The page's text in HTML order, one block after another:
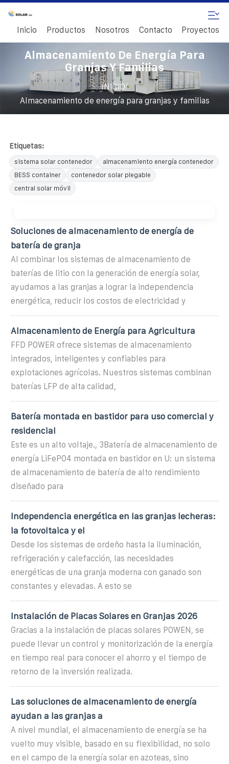
Inicio Productos Nosotros Contacto Proyectos
Almacenamiento De Energía Para
Granjas Y Familias
INICIO/
Almacenamiento de energía para granjas y familias
Etiquetas:
sistema solar contenedor
almacenamiento energía contenedor
BESS container
contenedor solar plegable
central solar móvil
Soluciones de almacenamiento de energía de
batería de granja
Al combinar los sistemas de almacenamiento de
baterías de litio con la generación de energía solar,
ayudamos a las granjas a lograr la independencia
energética, reducir los costos de electricidad y
Almacenamiento de Energía para Agricultura
FFD POWER ofrece sistemas de almacenamiento
integrados, inteligentes y confiables para
explotaciones agrícolas. Nuestros sistemas combinan
baterías LFP de alta calidad,
Batería montada en bastidor para uso comercial y
residencial
Este es un alto voltaje., 3Batería de almacenamiento de
energía LiFePO4 montada en bastidor en U: un sistema
de almacenamiento de batería de alto rendimiento
diseñado para
Independencia energética en las granjas lecheras:
la fotovoltaica y el
Desde los sistemas de ordeño hasta la iluminación,
refrigeración y calefacción, las necesidades
energéticas de una granja moderna con ganado son
constantes y elevadas. A esto se
Instalación de Placas Solares en Granjas 2026
Gracias a la instalación de placas solares POWEN, se
puede llevar un control y monitorización de la energía
en tiempo real para conocer el ahorro y el tiempo de
retorno de la inversión realizada.
Las soluciones de almacenamiento de energía
ayudan a las granjas a
A nivel mundial, el almacenamiento de energía se ha
vuelto muy visible, basado en su flexibilidad, no solo
en el campo de la energía solar en azoteas, sino